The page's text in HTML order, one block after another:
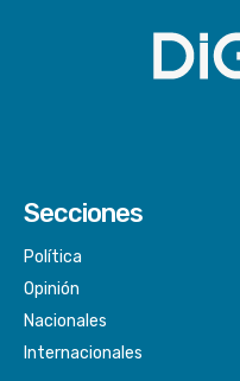
Secciones
Política
Opinión
Nacionales
Internacionales